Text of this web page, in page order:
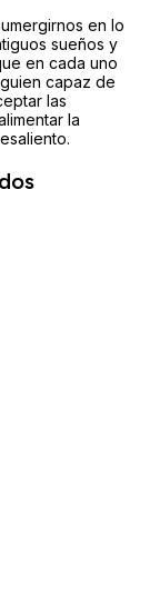
en lo
sueños y
en cada uno
capaz de
las
la